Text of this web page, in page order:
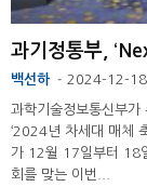
과기정통부,
백선하 - 2024-12-18
과학기술정보통신부가
‘2024년 차세대 매체
가 12월 17일부터 18
회를 맞는 이번...